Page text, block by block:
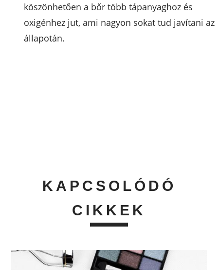
köszönhetően a bőr több tápanyaghoz és
oxigénhez jut, ami nagyon sokat tud javítani az
állapotán.
KAPCSOLÓDÓ
CIKKEK